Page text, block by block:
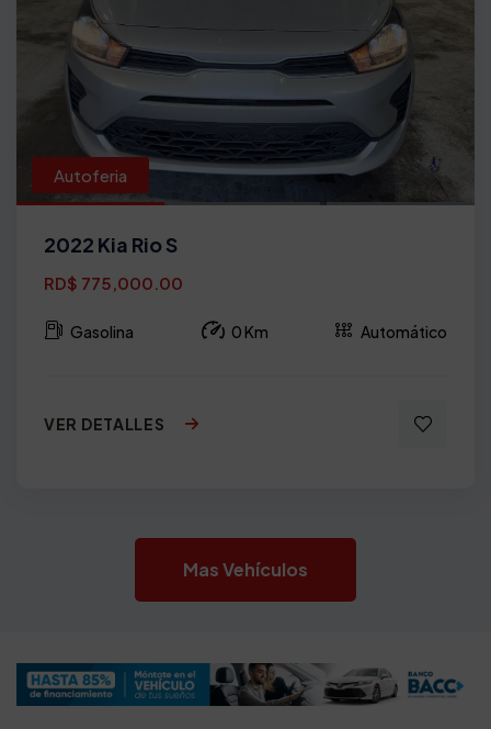
Autoferia
2022 Kia Rio S
RD$ 775,000.00
Gasolina 0 Km Automático
VER DETALLES
Mas Vehículos